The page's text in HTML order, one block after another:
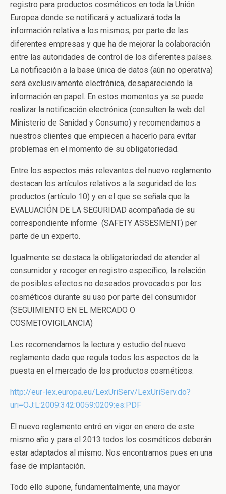
registro para productos cosméticos en toda la Unión
Europea donde se notificará y actualizará toda la
información relativa a los mismos, por parte de las
diferentes empresas y que ha de mejorar la colaboración
entre las autoridades de control de los diferentes países.
La notificación a la base única de datos (aún no operativa)
será exclusivamente electrónica, desapareciendo la
información en papel. En estos momentos ya se puede
realizar la notificación electrónica (consulten la web del
Ministerio de Sanidad y Consumo) y recomendamos a
nuestros clientes que empiecen a hacerlo para evitar
problemas en el momento de su obligatoriedad.
Entre los aspectos más relevantes del nuevo reglamento
destacan los artículos relativos a la seguridad de los
productos (artículo 10) y en el que se señala que la
EVALUACIÓN DE LA SEGURIDAD acompañada de su
correspondiente informe (SAFETY ASSESMENT) per
parte de un experto.
Igualmente se destaca la obligatoriedad de atender al
consumidor y recoger en registro específico, la relación
de posibles efectos no deseados provocados por los
cosméticos durante su uso por parte del consumidor
(SEGUIMIENTO EN EL MERCADO O
COSMETOVIGILANCIA)
Les recomendamos la lectura y estudio del nuevo
reglamento dado que regula todos los aspectos de la
puesta en el mercado de los productos cosméticos.
http://eur-lex.europa.eu/LexUriServ/LexUriServ.do?
uri=OJ:L:2009:342:0059:0209:es:PDF
El nuevo reglamento entró en vigor en enero de este
mismo año y para el 2013 todos los cosméticos deberán
estar adaptados al mismo. Nos encontramos pues en una
fase de implantación.
Todo ello supone, fundamentalmente, una mayor